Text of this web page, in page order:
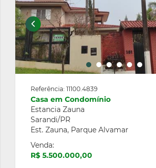
Referência: 11100.4839
Casa em Condomínio
Estancia Zauna
Sarandi/PR
Est. Zauna, Parque Alvamar
Venda:
R$ 5.500.000,00